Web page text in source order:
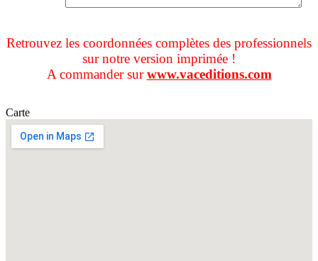
Retrouvez les coordonnées complètes des professionnels
sur notre version imprimée !
A commander surwww.vaceditions.com
Carte